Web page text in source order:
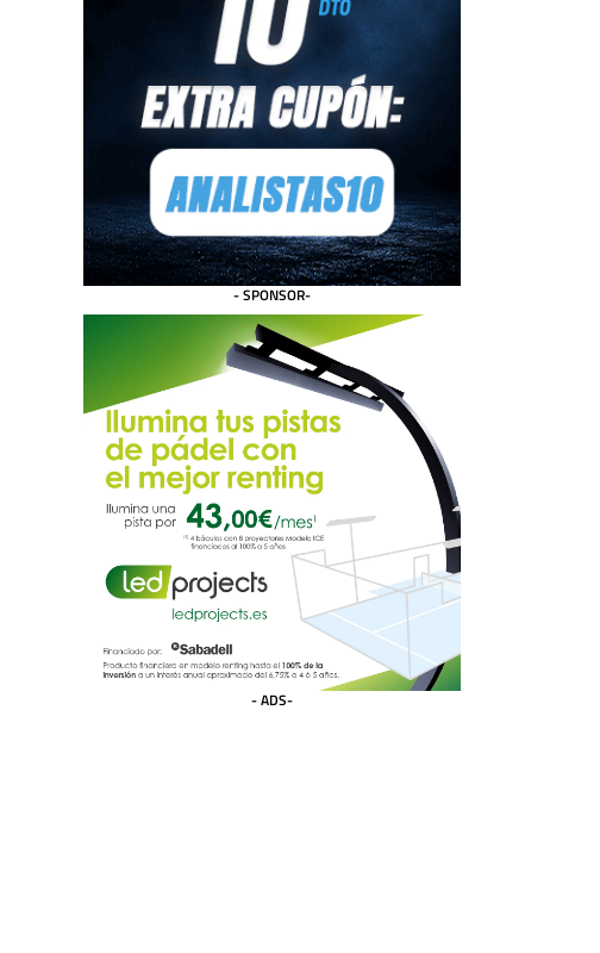
- SPONSOR-
- ADS-